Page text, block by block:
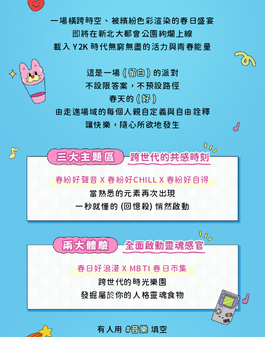
一場橫跨時空、被繽紛色彩渲染的春日盛宴
即 將在新北大都會公園絢爛上線
載入 Y2K 時代無窮無盡的活力與青 春能量
這是一場( 留白 ) 的派對
不設限答案，不預設路徑
春天的( 好 )
由走進場域的每個人親自定義與自由詮釋
讓快樂，隨心所欲地發生
春紛好聲音 X 春紛好CHILL X 春紛好自得
當熟悉的元素再次出現
一秒就懂的 (回憶殺) 悄然啟動
春日好浪漫 X MBTI 春日市集
跨世代的時光樂園
發掘屬於你的人格靈魂食物
有人用#音樂 填空